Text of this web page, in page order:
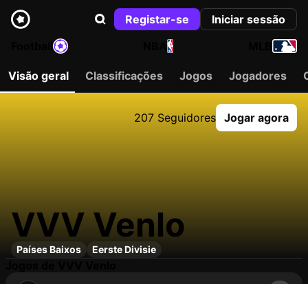
Registar-se
Iniciar sessão
NBA
Visão geral Classificações Jogos Jogadores
207 Seguidores Jogar agora
VVV Venlo
Países Baixos Eerste Divisie